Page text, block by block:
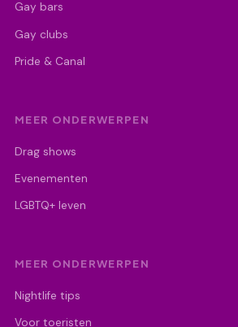
Gay bars
Gay clubs
Pride & Canal
MEER ONDERWERPEN
Drag shows
Evenementen
LGBTQ+ leven
MEER ONDERWERPEN
Nightlife tips
Voor toeristen